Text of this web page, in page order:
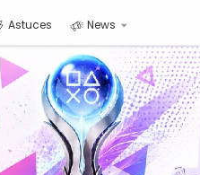
Astuces News